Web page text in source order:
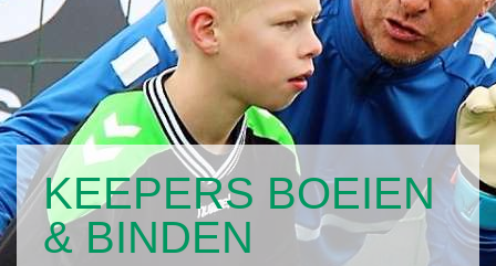
VANUIT PLEZIER
KEEPERS BOEIEN
& BINDEN
MET BEWEZEN
METHODES